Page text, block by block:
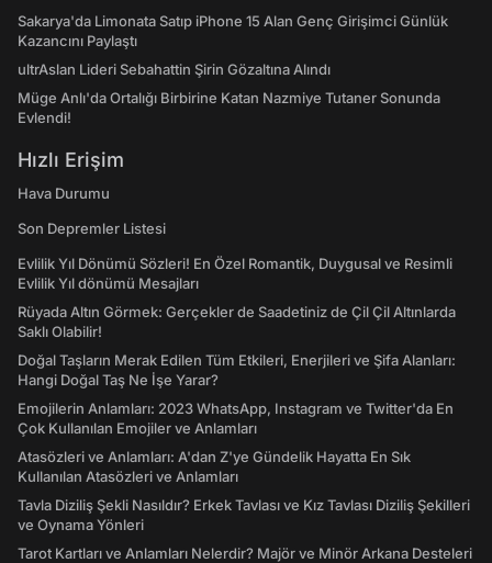
Sakarya'da Limonata Satıp iPhone 15 Alan Genç Girişimci Günlük
Kazancını Paylaştı
ultrAslan Lideri Sebahattin Şirin Gözaltına Alındı
Müge Anlı'da Ortalığı Birbirine Katan Nazmiye Tutaner Sonunda
Evlendi!
Hızlı Erişim
Hava Durumu
Son Depremler Listesi
Evlilik Yıl Dönümü Sözleri! En Özel Romantik, Duygusal ve Resimli
Evlilik Yıl dönümü Mesajları
Rüyada Altın Görmek: Gerçekler de Saadetiniz de Çil Çil Altınlarda
Saklı Olabilir!
Doğal Taşların Merak Edilen Tüm Etkileri, Enerjileri ve Şifa Alanları:
Hangi Doğal Taş Ne İşe Yarar?
Emojilerin Anlamları: 2023 WhatsApp, Instagram ve Twitter'da En
Çok Kullanılan Emojiler ve Anlamları
Atasözleri ve Anlamları: A'dan Z'ye Gündelik Hayatta En Sık
Kullanılan Atasözleri ve Anlamları
Tavla Diziliş Şekli Nasıldır? Erkek Tavlası ve Kız Tavlası Diziliş Şekilleri
ve Oynama Yönleri
Tarot Kartları ve Anlamları Nelerdir? Majör ve Minör Arkana Desteleri